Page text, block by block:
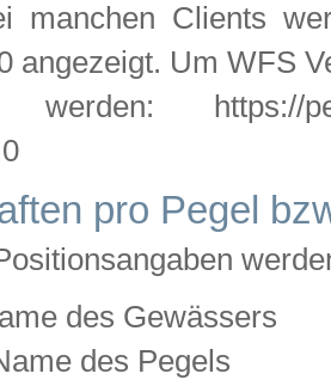
manchen Clients
angezeigt. Um WFS
werden: https://
pro Pegel
des Gewässers
des Pegels